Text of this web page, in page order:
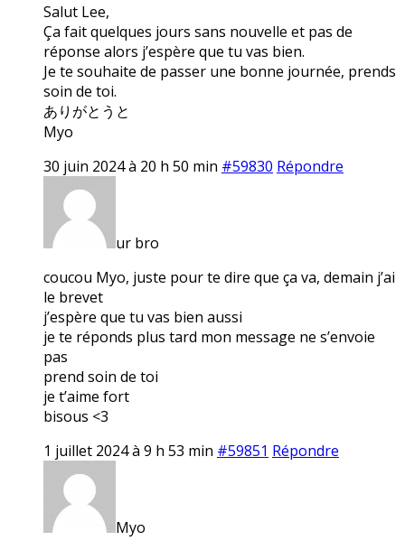
Salut Lee,
Ça fait quelques jours sans nouvelle et pas de
réponse alors j’espère que tu vas bien.
Je te souhaite de passer une bonne journée, prends
soin de toi.
ありがとうと
Myo
30 juin 2024 à 20 h 50 min #59830 Répondre
ur bro
coucou Myo, juste pour te dire que ça va, demain j’ai
le brevet
j’espère que tu vas bien aussi
je te réponds plus tard mon message ne s’envoie
pas
prend soin de toi
je t’aime fort
bisous <3
1 juillet 2024 à 9 h 53 min #59851 Répondre
Myo